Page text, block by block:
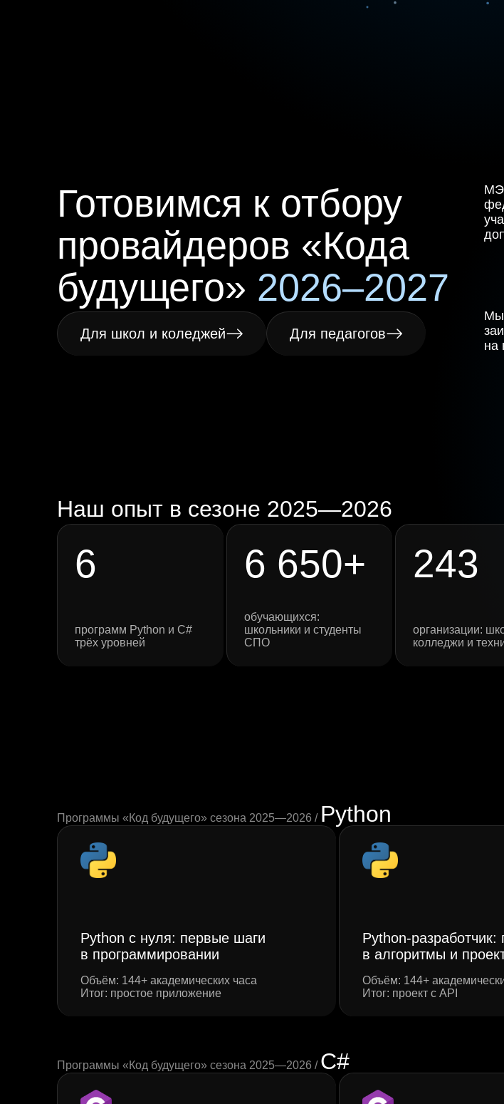
Готовимся к отбору
провайдеров «Кода
будущего» 2026–2027
Для школ и коледжей Для педагогов
Мы
на
Наш опыт в сезоне 2025—2026
6
программ Python и C#
трёх уровней
6 650+
обучающихся:
школьники и студенты
СПО
243
организации:
колледжи и
Программы «Код будущего» сезона 2025—2026 / Python
Python с нуля: первые шаги
в программировании
Объём: 144+ академических часа
Итог: простое приложение
Python-разработчик:
в алгоритмы и
Объём: 144+
Итог: проект с API
Программы «Код будущего» сезона 2025—2026 / C#